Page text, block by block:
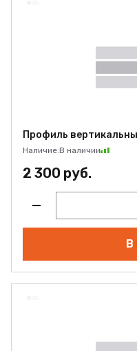
Профиль
Наличие:В наличии
2 300 руб.
В